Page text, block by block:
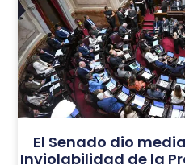
El Senado dio
Inviolabilidad de la